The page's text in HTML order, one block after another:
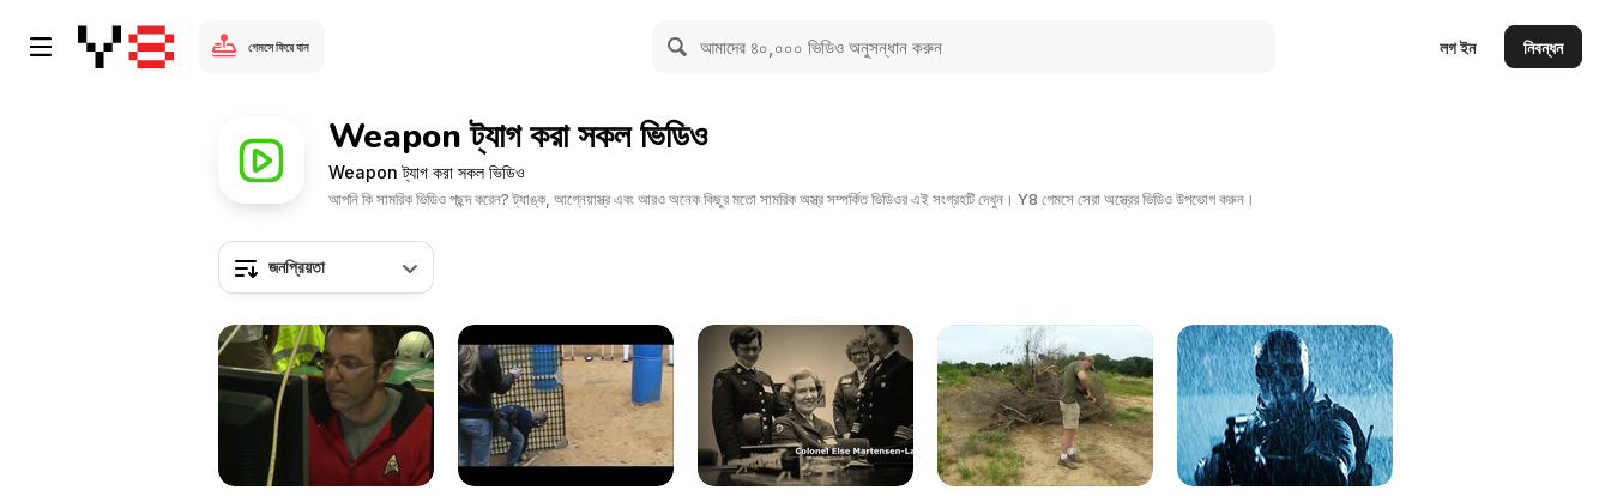
গেমসে ফিরে যান লগ ইন নিবন্ধন
Weapon ট্যাগ করা সকল ভিডিও
Weapon ট্যাগ করা সকল ভিডিও
আপনি কি সামরিক ভিডিও পছন্দ করেন? ট্যাঙ্ক, আগ্নেয়াস্ত্র এবং আরও অনেক কিছুর মতো সামরিক অস্ত্র সম্পর্কিত ভিডিওর এই সংগ্রহটি দেখুন। Y8 গেমসে সেরা অস্ত্রের ভিডিও উপভোগ করুন।
জনপ্রিয়তা